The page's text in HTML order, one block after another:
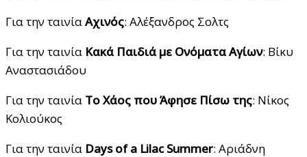
Για την ταινίαΑχινός: Αλέξανδρος Σολτς
Για την ταινία Κακά Παιδιά με Ονόματα Αγίων: Βίκυ
Αναστασιάδου
Για την ταινία Το Χάος που Άφησε Πίσω της: Νίκος
Κολιούκος
Για την ταινία Days of a Lilac Summer: Αριάδνη